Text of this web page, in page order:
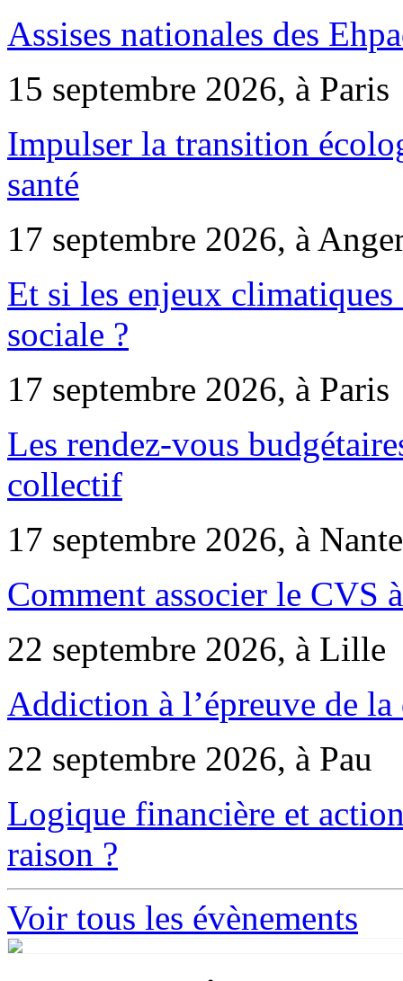
Assises nationales des
15 septembre 2026, à Paris
Impulser la transition
santé
17 septembre 2026, à
Et si les enjeux
sociale ?
17 septembre 2026, à Paris
Les rendez-vous
collectif
17 septembre 2026, à
Comment associer le CVS
22 septembre 2026, à Lille
Addiction à l’épreuve de
22 septembre 2026, à Pau
Logique financière et
raison ?
Voir tous les évènements